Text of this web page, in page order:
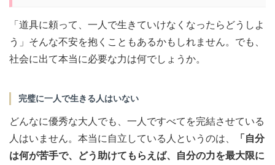
「道具に頼って、一人で生きていけなくなったらどうしよ
う」そんな不安を抱くこともあるかもしれません。でも、
社会に出て本当に必要な力は何でしょうか。
完璧に一人で生きる人はいない
どんなに優秀な大人でも、一人ですべてを完結させている
人はいません。本当に自立している人というのは、
「自分
は何が苦手で、どう助けてもらえば、自分の力を最大限に